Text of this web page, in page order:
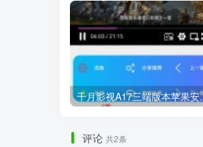
千月影视
评论 共2条